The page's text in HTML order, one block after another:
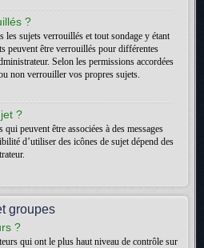
?
les sujets verrouillés et tout sondage y étant
peuvent être verrouillés pour différentes
Selon les permissions accordées
non verrouiller vos propres sujets.
?
peuvent être associées à des messages
d’utiliser des icônes de sujet dépend des
groupes
?
qui ont le plus haut niveau de contrôle sur